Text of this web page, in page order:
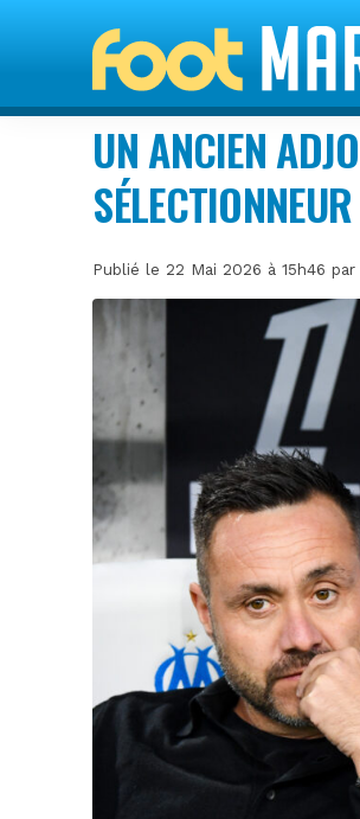
UN ANCIEN
Publié le 22 Mai 2026 à 15h46